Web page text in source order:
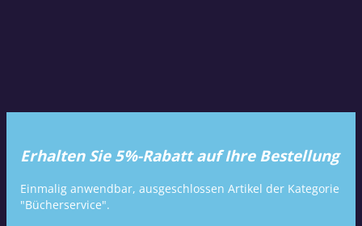
Erhalten Sie 5%-Rabatt auf Ihre Bestellung
Einmalig anwendbar, ausgeschlossen Artikel der Kategorie
"Bücherservice".